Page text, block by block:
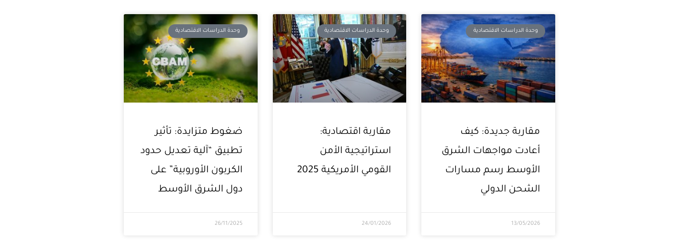
وحدة الدراسات الاقتصادية
مقاربة جديدة: كيف
أعادت مواجهات الشرق
الأوسط رسم مسارات
الشحن الدولي
13/05/2026
وحدة الدراسات الاقتصادية
مقاربة اقتصادية:
استراتيجية الأمن
القومي الأمريكية 2025
24/01/2026
وحدة الدراسات الاقتصادية
ضغوط متزايدة: تأثير
تطبيق “آلية تعديل حدود
الكربون الأوروبية” على
دول الشرق الأوسط
26/11/2025
Page
Page